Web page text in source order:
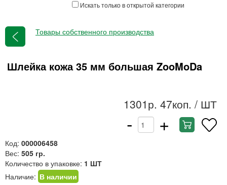
Искать только в открытой категории
Товары собственного производства
Шлейка кожа 35 мм большая ZooMoDa
1301р. 47коп. / ШТ
- +
Код: 000006458
Вес: 505 гр.
Количество в упаковке: 1 ШТ
Наличие: В наличии